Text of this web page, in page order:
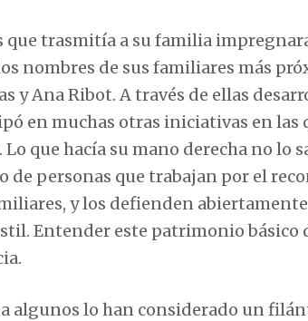
que trasmitía a su familia
nombres de sus familiares más
y Ana Ribot. A través de ellas
en muchas otras iniciativas en las
Lo que hacía su mano derecha no lo
de personas que trabajan por el
y los defienden
Entender este patrimonio básico
algunos lo han considerado un